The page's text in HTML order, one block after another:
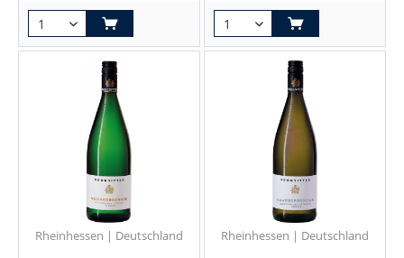
Rheinhessen | Deutschland Rheinhessen | Deutschland